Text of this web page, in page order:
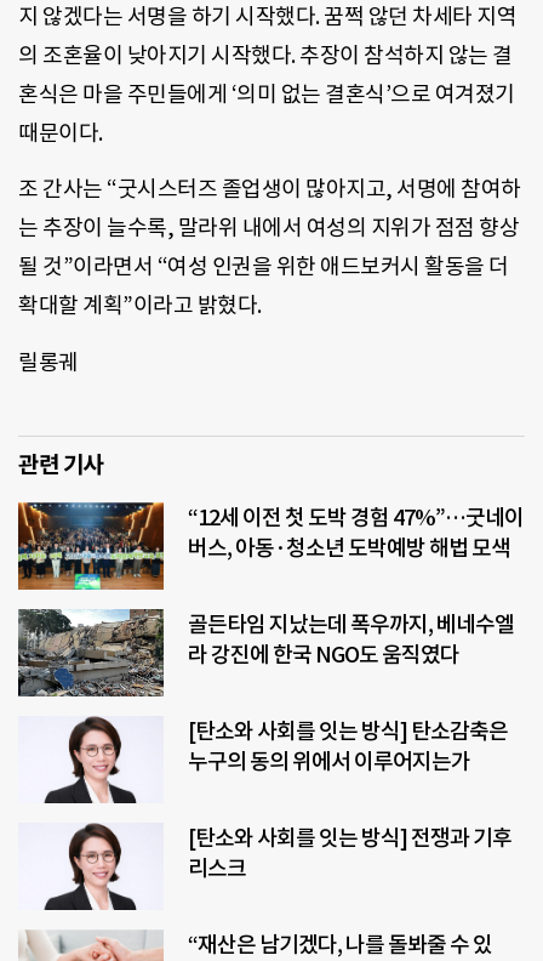
지 않겠다는 서명을 하기 시작했다. 꿈쩍 않던 차세타 지역
의 조혼율이 낮아지기 시작했다. 추장이 참석하지 않는 결
혼식은 마을 주민들에게 ‘의미 없는 결혼식’으로 여겨졌기
때문이다.
조 간사는 “굿시스터즈 졸업생이 많아지고, 서명에 참여하
는 추장이 늘수록, 말라위 내에서 여성의 지위가 점점 향상
될 것”이라면서 “여성 인권을 위한 애드보커시 활동을 더
확대할 계획”이라고 밝혔다.
릴롱궤
관련 기사
“12세 이전 첫 도박 경험 47%”…굿네이
버스, 아동·청소년 도박예방 해법 모색
골든타임 지났는데 폭우까지, 베네수엘
라 강진에 한국 NGO도 움직였다
[탄소와 사회를 잇는 방식] 탄소감축은
누구의 동의 위에서 이루어지는가
[탄소와 사회를 잇는 방식] 전쟁과 기후
리스크
“재산은 남기겠다, 나를 돌봐줄 수 있